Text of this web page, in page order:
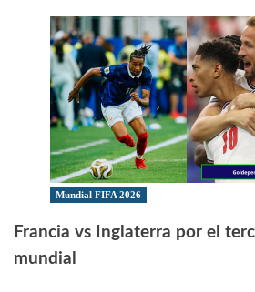
Mundial FIFA 2026
Francia vs Inglaterra por el
mundial